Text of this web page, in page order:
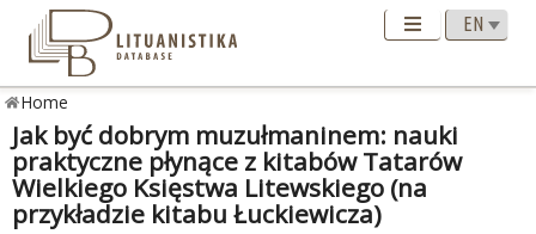
Home
Jak być dobrym muzułmaninem: nauki
praktyczne płynące z kitabów Tatarów
Wielkiego Księstwa Litewskiego (na
przykładzie kitabu Łuckiewicza)